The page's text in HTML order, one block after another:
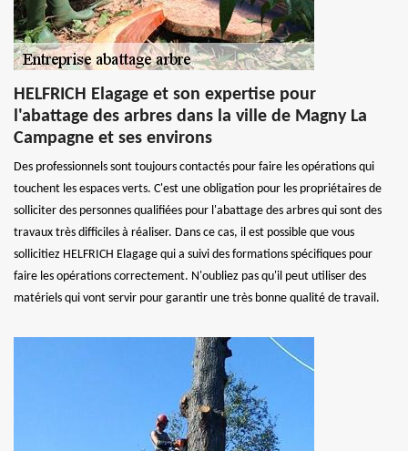
HELFRICH Elagage et son expertise pour
l'abattage des arbres dans la ville de Magny La
Campagne et ses environs
Des professionnels sont toujours contactés pour faire les opérations qui
touchent les espaces verts. C'est une obligation pour les propriétaires de
solliciter des personnes qualifiées pour l'abattage des arbres qui sont des
travaux très difficiles à réaliser. Dans ce cas, il est possible que vous
sollicitiez HELFRICH Elagage qui a suivi des formations spécifiques pour
faire les opérations correctement. N'oubliez pas qu'il peut utiliser des
matériels qui vont servir pour garantir une très bonne qualité de travail.